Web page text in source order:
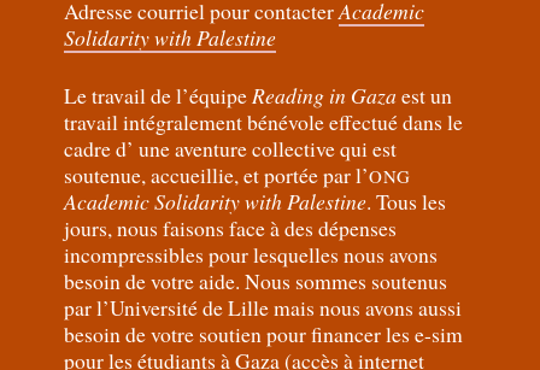
Adresse courriel pour contacterAcademic
Solidarity with Palestine
Le travail de l’équipeReading in Gazaest un
travail intégralement bénévole effectué dans le
cadre d’ une aventure collective qui est
soutenue, accueillie, et portée par l’ONG
Academic Solidarity with Palestine. Tous les
jours, nous faisons face à des dépenses
incompressibles pour lesquelles nous avons
besoin de votre aide. Nous sommes soutenus
par l’Université de Lille mais nous avons aussi
besoin de votre soutien pour financer les e-sim
pour les étudiants à Gaza (accès à internet